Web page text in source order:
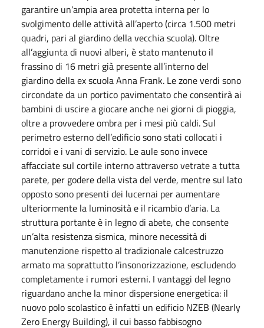
garantire un’ampia area protetta interna per lo
svolgimento delle attività all’aperto (circa 1.500 metri
quadri, pari al giardino della vecchia scuola). Oltre
all’aggiunta di nuovi alberi, è stato mantenuto il
frassino di 16 metri già presente all’interno del
giardino della ex scuola Anna Frank. Le zone verdi sono
circondate da un portico pavimentato che consentirà ai
bambini di uscire a giocare anche nei giorni di pioggia,
oltre a provvedere ombra per i mesi più caldi. Sul
perimetro esterno dell’edificio sono stati collocati i
corridoi e i vani di servizio. Le aule sono invece
affacciate sul cortile interno attraverso vetrate a tutta
parete, per godere della vista del verde, mentre sul lato
opposto sono presenti dei lucernai per aumentare
ulteriormente la luminosità e il ricambio d’aria. La
struttura portante è in legno di abete, che consente
un’alta resistenza sismica, minore necessità di
manutenzione rispetto al tradizionale calcestruzzo
armato ma soprattutto l’insonorizzazione, escludendo
completamente i rumori esterni. I vantaggi del legno
riguardano anche la minor dispersione energetica: il
nuovo polo scolastico è infatti un edificio NZEB (Nearly
Zero Energy Building), il cui basso fabbisogno